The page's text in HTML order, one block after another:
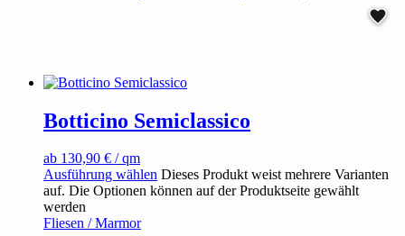
Botticino Semiclassico
ab 130,90 € / qm
Ausführung wählen Dieses Produkt weist mehrere Varianten
auf. Die Optionen können auf der Produktseite gewählt
werden
Fliesen / Marmor